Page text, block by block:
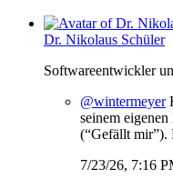
Dr. Nikolaus Schüler
Softwareentwickler
@wintermeyer
seinem
(“Gefällt mir”).
7/23/26, 7:16